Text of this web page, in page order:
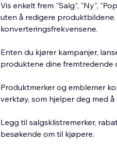
Vis enkelt frem "Salg", "Ny",
uten å redigere
konverteringsfrekvensene.
Enten du kjører kampanjer,
produktene dine fremtredende
Produktmerker og emblemer
verktøy, som hjelper deg med
Legg til salgsklistremerker,
besøkende om til kjøpere.